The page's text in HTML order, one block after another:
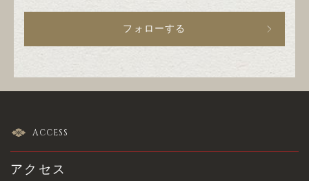
フォローする
ACCESS
アクセス